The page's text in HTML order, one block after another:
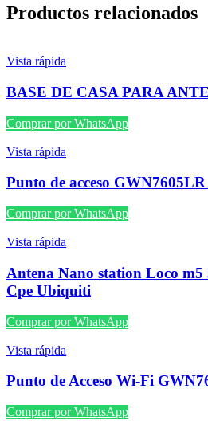
Productos relacionados
Vista rápida
BASE DE CASA PARA
Comprar por WhatsApp
Vista rápida
Punto de acceso
Comprar por WhatsApp
Vista rápida
Antena Nano station Loco
Cpe Ubiquiti
Comprar por WhatsApp
Vista rápida
Punto de Acceso Wi-Fi
Comprar por WhatsApp